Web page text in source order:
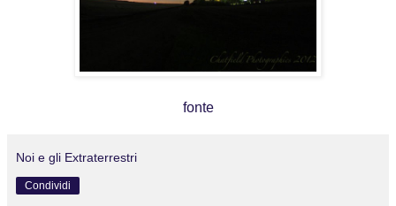
fonte
Noi e gli Extraterrestri
Condividi